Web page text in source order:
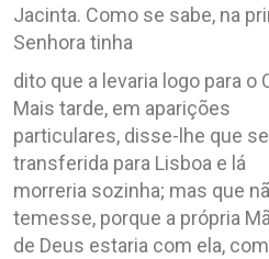
Jacinta. Como se sabe, na
Senhora tinha
dito que a levaria logo para o
Mais tarde, em aparições
particulares, disse-lhe que
transferida para Lisboa e lá
morreria sozinha; mas que
temesse, porque a própria
de Deus estaria com ela,